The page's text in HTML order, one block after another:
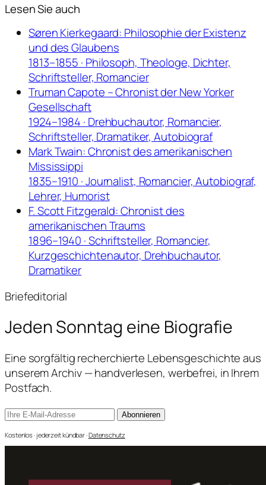
Lesen Sie auch
Søren Kierkegaard: Philosophie der Existenz
und des Glaubens
1813–1855 · Philosoph, Theologe, Dichter,
Schriftsteller, Romancier
Truman Capote – Chronist der New Yorker
Gesellschaft
1924–1984 · Drehbuchautor, Romancier,
Schriftsteller, Dramatiker, Autobiograf
Mark Twain: Chronist des amerikanischen
Mississippi
1835–1910 · Journalist, Romancier, Autobiograf,
Lehrer, Humorist
F. Scott Fitzgerald: Chronist des
amerikanischen Traums
1896–1940 · Schriftsteller, Romancier,
Kurzgeschichtenautor, Drehbuchautor,
Dramatiker
Briefeditorial
Jeden Sonntag eine Biografie
Eine sorgfältig recherchierte Lebensgeschichte aus
unserem Archiv — handverlesen, werbefrei, in Ihrem
Postfach.
Abonnieren
Kostenlos · jederzeit kündbar ·Datenschutz